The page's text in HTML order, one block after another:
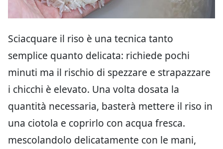
Sciacquare il riso è una tecnica tanto
semplice quanto delicata: richiede pochi
minuti ma il rischio di spezzare e strapazzare
i chicchi è elevato. Una volta dosata la
quantità necessaria, basterà mettere il riso in
una ciotola e coprirlo con acqua fresca.
mescolandolo delicatamente con le mani,